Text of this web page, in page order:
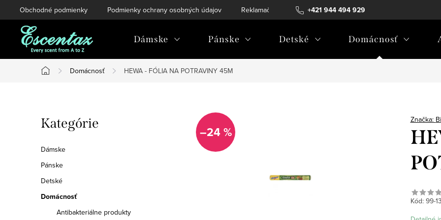
na
+421 944 494 929
Obchodné podmienky Podmienky ochrany osobných údajov Reklamačný poriadok Reklamačný formulár
Dámske Pánske Detské Domácnosť
Domov
Domácnosť HEWA - FÓLIA NA POTRAVINY 45M
o
č
n
ý
Preskočiť
kategórie
Kategórie
Dámske
Pánske
Detské
Domácnosť
Antibakteriálne produkty
–24 %
Kód: 99-
Značka: